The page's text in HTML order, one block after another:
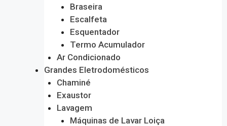
Braseira
Escalfeta
Esquentador
Termo Acumulador
Ar Condicionado
Grandes Eletrodomésticos
Chaminé
Exaustor
Lavagem
Máquinas de Lavar Loiça